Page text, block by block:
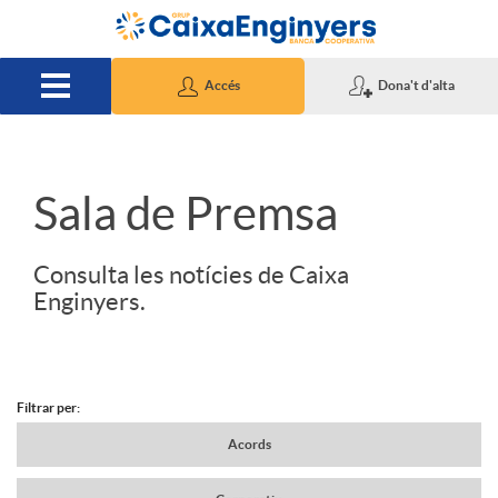
Salta al contingut principal
Accés Dona't d'alta
S
d
Sala de Premsa
Consulta les notícies de Caixa
Enginyers.
N
Filtrar per:
Acords